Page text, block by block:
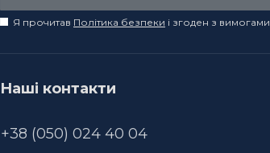
Я прочитав Політика безпеки і згоден з вимогами
Наші контакти
+38 (050) 024 40 04